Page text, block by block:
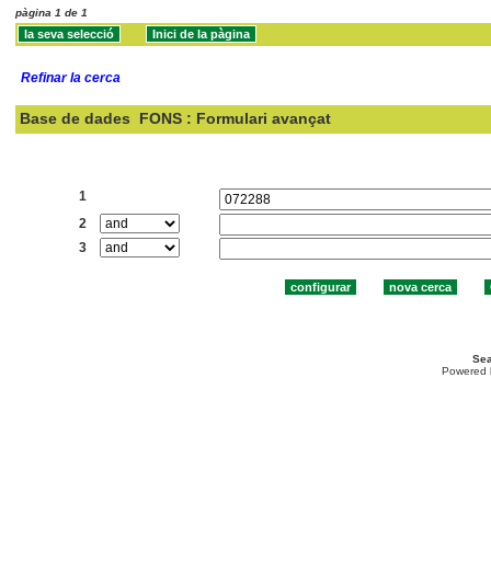
pàgina 1 de 1
Refinar la cerca
Base de dades FONS : Formulari avançat
1
2
3